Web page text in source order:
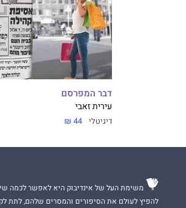
דבר המפרסם
עירית זאבי
דיגיטלי 44 ₪
משימת העל של אינדיבוק היא לאפשר לכמה
להפיץ לעולם את הסיפורים והמסרים שלהם, לתת